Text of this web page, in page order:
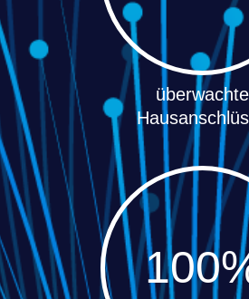
überwachte
100